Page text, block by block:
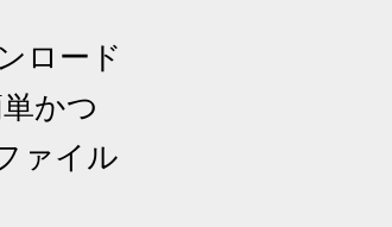
ロード
かつ
ァイル